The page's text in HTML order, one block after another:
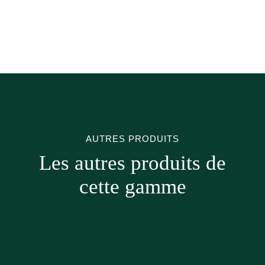
AUTRES PRODUITS
Les autres produits de
cette gamme